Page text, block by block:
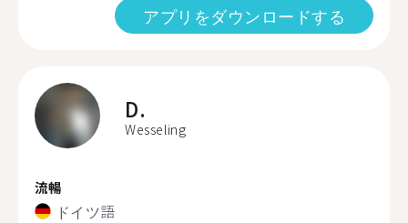
アプリをダウンロードする
D.
Wesseling
流暢
ドイツ語